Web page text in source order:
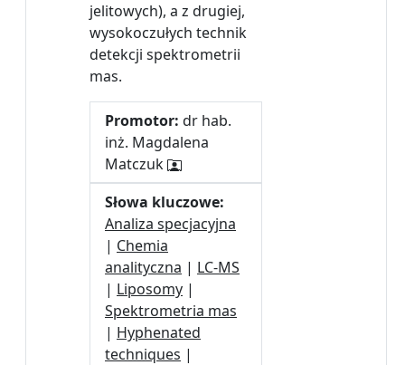
jelitowych), a z drugiej,
wysokoczułych technik
detekcji spektrometrii
mas.
Promotor: dr hab.
inż. Magdalena
Matczuk
Słowa kluczowe:
Analiza specjacyjna
| Chemia
analityczna | LC-MS
| Liposomy |
Spektrometria mas
| Hyphenated
techniques |